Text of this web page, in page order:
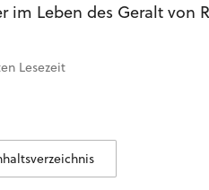
im Leben des Geralt von
Lesezeit